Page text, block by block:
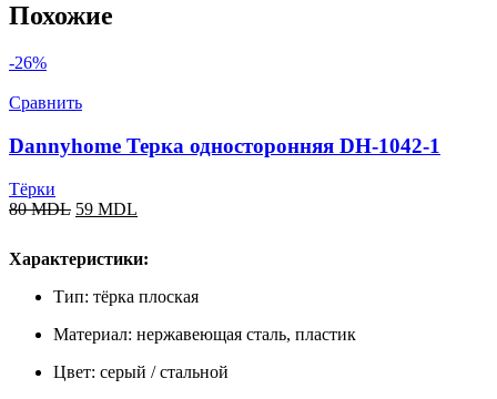
Похожие
-26%
Сравнить
Dannyhome Терка односторонняя DH-1042-1
Тёрки
80MDL 59 MDL
Характеристики:
Тип: тёрка плоская
Материал: нержавеющая сталь, пластик
Цвет: серый / стальной